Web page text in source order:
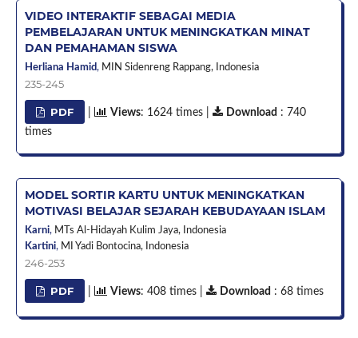
VIDEO INTERAKTIF SEBAGAI MEDIA
PEMBELAJARAN UNTUK MENINGKATKAN MINAT
DAN PEMAHAMAN SISWA
Herliana Hamid, MIN Sidenreng Rappang, Indonesia
235-245
PDF Views: 1624 times | Download : 740
times
MODEL SORTIR KARTU UNTUK MENINGKATKAN
MOTIVASI BELAJAR SEJARAH KEBUDAYAAN ISLAM
Karni, MTs Al-Hidayah Kulim Jaya,
Indonesia
Kartini, MI Yadi Bontocina, Indonesia
246-253
PDF Views: 408 times | Download : 68 times